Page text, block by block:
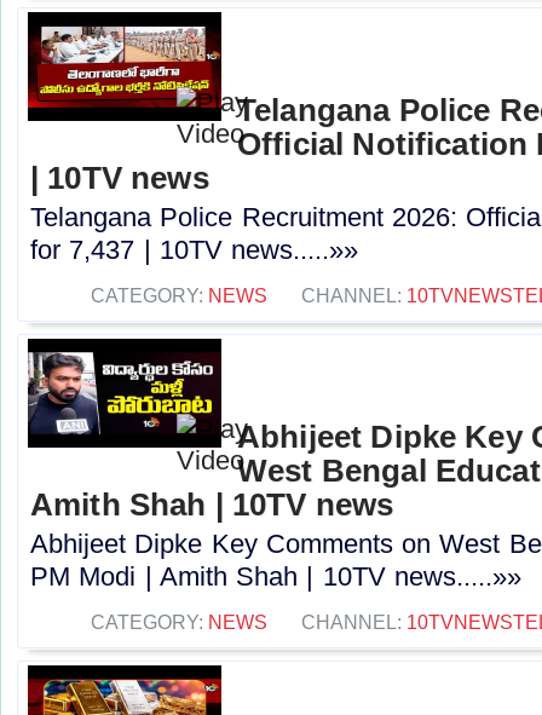
Telangana Police
Official Notification
| 10TV news
Telangana Police Recruitment 2026:
for 7,437 | 10TV news.....»»
CATEGORY: NEWS CHANNEL:
Abhijeet Dipke Key
West Bengal
Amith Shah | 10TV news
Abhijeet Dipke Key Comments on West
PM Modi | Amith Shah | 10TV news.....»»
CATEGORY: NEWS CHANNEL: